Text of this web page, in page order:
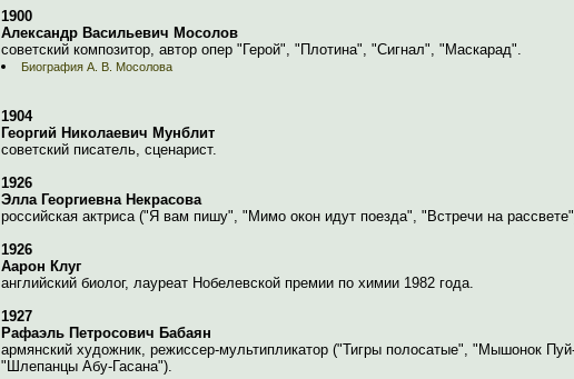
1900
Александр Васильевич Мосолов
советский композитор, автор опер "Герой", "Плотина", "Сигнал", "Маскарад".
Биография А. В. Мосолова
1904
Георгий Николаевич Мунблит
советский писатель, сценарист.
1926
Элла Георгиевна Некрасова
российская актриса ("Я вам пишу", "Мимо окон идут поезда", "Встречи на
1926
Аарон Клуг
английский биолог, лауреат Нобелевской премии по химии 1982 года.
1927
Рафаэль Петросович Бабаян
армянский художник, режиссер-мультипликатор ("Тигры полосатые", "Мышонок
"Шлепанцы Абу-Гасана").